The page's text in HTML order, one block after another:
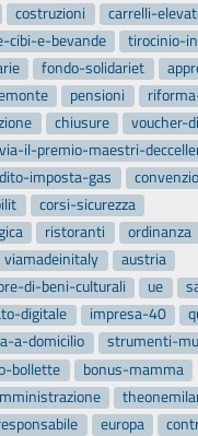
costruzioni
carrelli-
cibi-e-bevande
tirocinio-
fondo-solidariet
pensioni
chiusure
voucher-
il-premio-maestri-
imposta-gas
corsi-sicurezza
ristoranti ordinanza
viamadeinitaly
austria
di-beni-culturali
ue
digitale impresa-40
a-domicilio
strumenti-
bollette
bonus-mamma
europa